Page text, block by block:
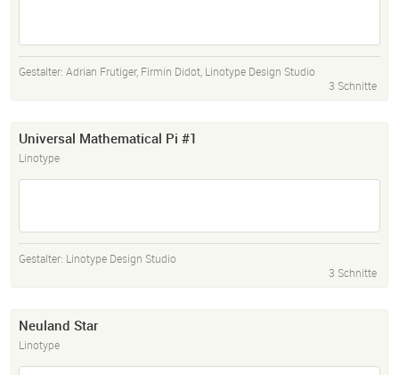
Gestalter: Adrian Frutiger, Firmin Didot, Linotype Design Studio
3 Schnitte
Universal Mathematical Pi #1
Linotype
Gestalter: Linotype Design Studio
3 Schnitte
Neuland Star
Linotype